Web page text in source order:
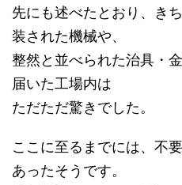
先にも述べたとおり、き
装された機械や、
整然と並べられた治具・
届いた工場内は
ただただ驚きでした。
ここに至るまでには、不
あったそうです。